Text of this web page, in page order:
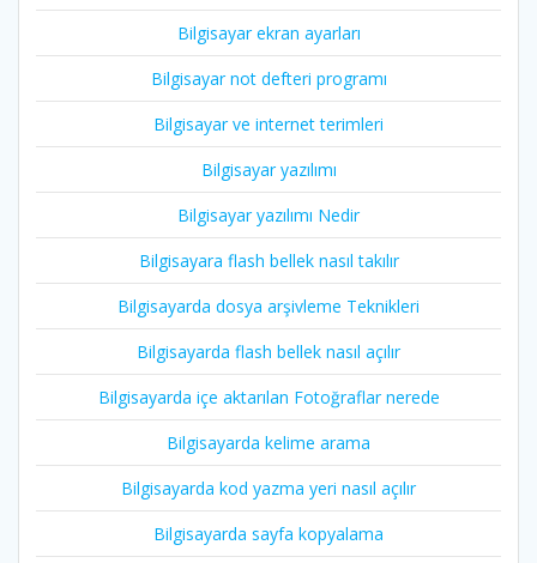
Bilgisayar ekran ayarları
Bilgisayar not defteri programı
Bilgisayar ve internet terimleri
Bilgisayar yazılımı
Bilgisayar yazılımı Nedir
Bilgisayara flash bellek nasıl takılır
Bilgisayarda dosya arşivleme Teknikleri
Bilgisayarda flash bellek nasıl açılır
Bilgisayarda içe aktarılan Fotoğraflar nerede
Bilgisayarda kelime arama
Bilgisayarda kod yazma yeri nasıl açılır
Bilgisayarda sayfa kopyalama